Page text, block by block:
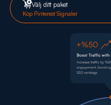
Välj ditt paket
Köp Pinterest Signaler